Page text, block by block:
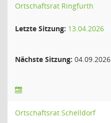
Ortschaftsrat Ringfurth
Letzte Sitzung: 13.04.2026
Nächste Sitzung: 04.09.2026
Ortschaftsrat Schelldorf